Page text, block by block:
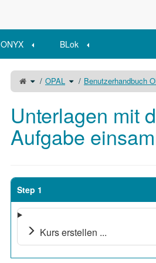
ONYX BLok
Schalte
denübergeordneten
Baum
von
dem
Kursbaustein
Aufgabe
einsammeln
um.
OPAL Schalte
denVerzeichnisbaum
unter
OPAL
Benutzerhandbuch
Unterlagen mit
Aufgabe
Step 1
Kurs erstellen ...